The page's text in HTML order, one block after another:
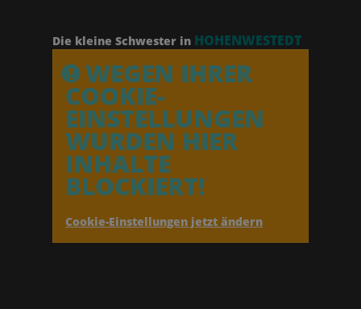
Die kleine Schwester in HOHENWESTEDT
WEGEN IHRER
COOKIE-
EINSTELLUNGEN
WURDEN HIER
INHALTE
BLOCKIERT!
Cookie-Einstellungen jetzt ändern